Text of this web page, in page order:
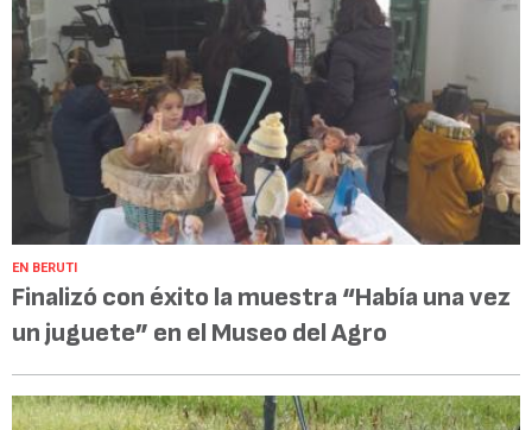
EN BERUTI
Finalizó con éxito la muestra “Había una vez
un juguete” en el Museo del Agro